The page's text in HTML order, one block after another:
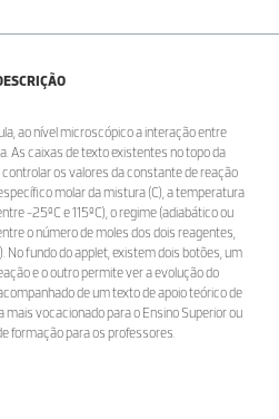
ao nível microscópico a interação entre
As caixas de texto existentes no topo da
os valores da constante de reação
molar da mistura (C), a temperatura
-25ºC e 115ºC), o regime (adiabático ou
o número de moles dos dois reagentes,
No fundo do applet, existem dois botões, um
e o outro permite ver a evolução do
de um texto de apoio teórico de
mais vocacionado para o Ensino Superior ou
formação para os professores.